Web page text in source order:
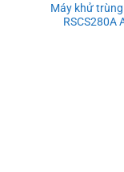
Máy khử
RSCS280A